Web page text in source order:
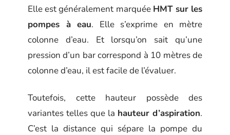
Elle est généralement marquée HMT sur les
pompes à eau. Elle s’exprime en mètre
colonne d’eau. Et lorsqu’on sait qu’une
pression d’un bar correspond à 10 mètres de
colonne d’eau, il est facile de l’évaluer.
Toutefois, cette hauteur possède des
variantes telles que la hauteur d’aspiration.
C’est la distance qui sépare la pompe du